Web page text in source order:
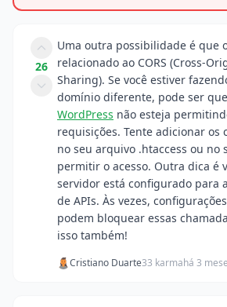
26
Uma outra possibilidade é que
relacionado ao CORS (Cross-
Sharing). Se você estiver
domínio diferente, pode ser
WordPress não esteja
requisições. Tente adicionar os
no seu arquivo .htaccess ou no
permitir o acesso. Outra dica é
servidor está configurado para
de APIs. Às vezes,
podem bloquear essas
isso também!
Cristiano Duarte33 karmahá 3